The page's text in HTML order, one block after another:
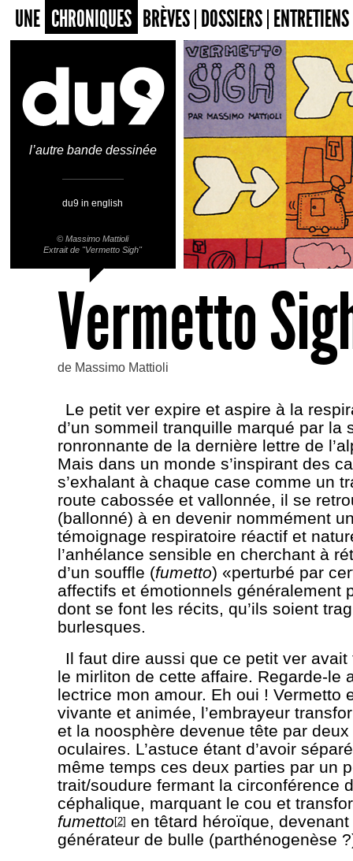
UNE CHRONIQUES BRÈVES DOSSIERS ENTRETIENS
l’autre bande dessinée
du9 in english
© Massimo Mattioli
Extrait de "Vermetto Sigh"
Vermetto
de Massimo Mattioli
Le petit ver expire et aspire à la
d’un sommeil tranquille marqué par la
ronronnante de la dernière lettre de
Mais dans un monde s’inspirant des
s’exhalant à chaque case comme un
route cabossée et vallonnée, il se
(ballonné) à en devenir nommément
témoignage respiratoire réactif et
l’anhélance sensible en cherchant à
d’un souffle (fumetto) «perturbé par
affectifs et émotionnels généralement
dont se font les récits, qu’ils soient
burlesques.
Il faut dire aussi que ce petit ver avait
le mirliton de cette affaire. Regarde-le
lectrice mon amour. Eh oui ! Vermetto
vivante et animée, l’embrayeur
et la noosphère devenue tête par
oculaires. L’astuce étant d’avoir
même temps ces deux parties par un
trait/soudure fermant la circonférence
céphalique, marquant le cou et
fumetto [2] en têtard héroïque,
générateur de bulle (parthénogenèse